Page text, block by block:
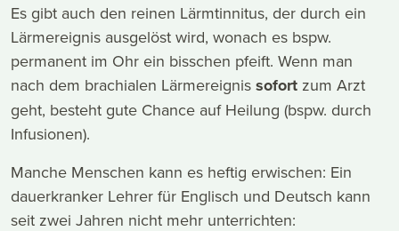
Es gibt auch den reinen Lärmtinnitus, der durch ein
Lärmereignis ausgelöst wird, wonach es bspw.
permanent im Ohr ein bisschen pfeift. Wenn man
nach dem brachialen Lärmereignis sofort zum Arzt
geht, besteht gute Chance auf Heilung (bspw. durch
Infusionen).
Manche Menschen kann es heftig erwischen: Ein
dauerkranker Lehrer für Englisch und Deutsch kann
seit zwei Jahren nicht mehr unterrichten: